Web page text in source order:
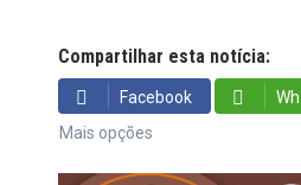
Compartilhar esta notícia:
Facebook
Mais opções